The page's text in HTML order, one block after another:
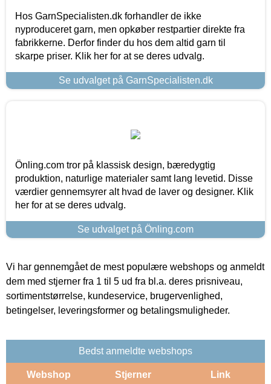
Hos GarnSpecialisten.dk forhandler de ikke
nyproduceret garn, men opkøber restpartier direkte fra
fabrikkerne. Derfor finder du hos dem altid garn til
skarpe priser. Klik her for at se deres udvalg.
Se udvalget på GarnSpecialisten.dk
Önling.com tror på klassisk design, bæredygtig
produktion, naturlige materialer samt lang levetid. Disse
værdier gennemsyrer alt hvad de laver og designer. Klik
her for at se deres udvalg.
Se udvalget på Önling.com
Vi har gennemgået de mest populære webshops og anmeldt
dem med stjerner fra 1 til 5 ud fra bl.a. deres prisniveau,
sortimentstørrelse, kundeservice, brugervenlighed,
betingelser, leveringsformer og betalingsmuligheder.
Bedst anmeldte webshops
Webshop Stjerner Link